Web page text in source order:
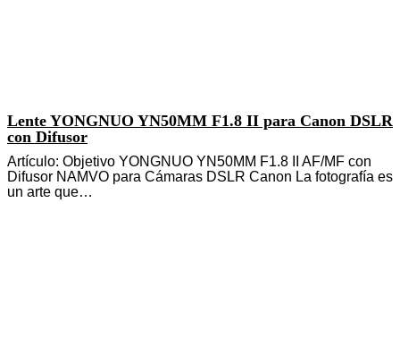
Lente YONGNUO YN50MM F1.8 II para Canon DSLR
con Difusor
Artículo: Objetivo YONGNUO YN50MM F1.8 II AF/MF con
Difusor NAMVO para Cámaras DSLR Canon La fotografía es
un arte que…